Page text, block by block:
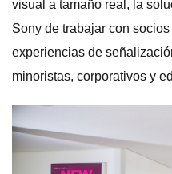
visual a tamaño real, la
Sony de trabajar con
experiencias de
minoristas, corporativos y